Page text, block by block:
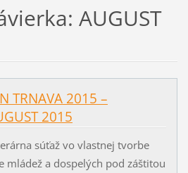
AUGUST
TRNAVA 2015 –
2015
súťaž vo vlastnej tvorbe
mládež a dospelých pod záštitou